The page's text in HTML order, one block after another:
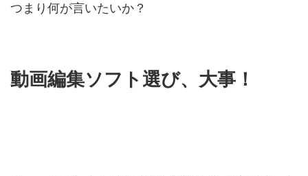
つまり何が言いたいか？
動画編集ソフト選び、大事！